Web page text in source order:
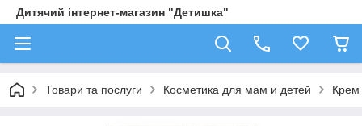
Дитячий інтернет-магазин "Детишка"
Товари та послуги Косметика для мам и детей Крем